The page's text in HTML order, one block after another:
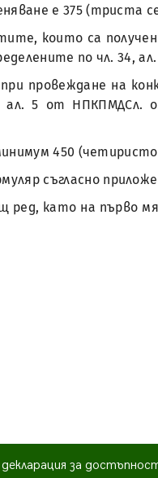
е 375 (триста
които са
по чл. 34,
провеждане на
5 от НПКПМДСл.
450
съгласно
като на първо
декларация за